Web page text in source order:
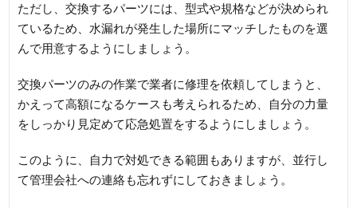
ただし、交換するパーツには、型式や規格などが決められ
ているため、水漏れが発生した場所にマッチしたものを選
んで用意するようにしましょう。
交換パーツのみの作業で業者に修理を依頼してしまうと、
かえって高額になるケースも考えられるため、自分の力量
をしっかり見定めて応急処置をするようにしましょう。
このように、自力で対処できる範囲もありますが、並行し
て管理会社への連絡も忘れずにしておきましょう。